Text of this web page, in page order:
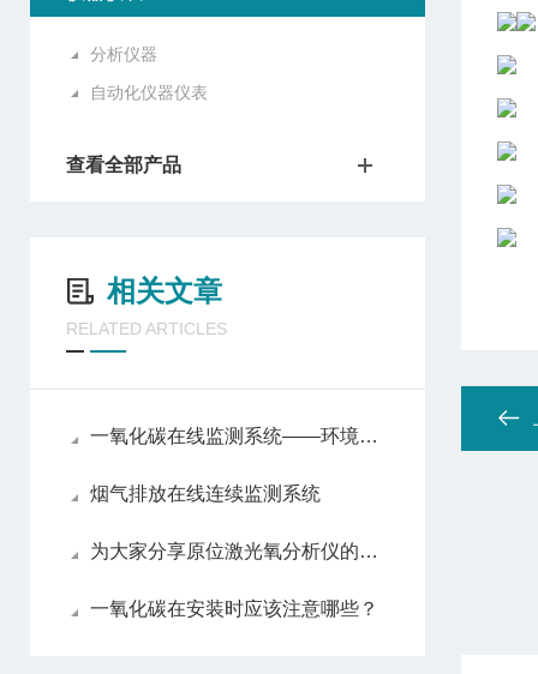
分析仪器
自动化仪器仪表
查看全部产品
相关文章
RELATED ARTICLES
一氧化碳在线监测系统——环境监测的智能守护者
烟气排放在线连续监测系统
为大家分享原位激光氧分析仪的维护心得
一氧化碳在安装时应该注意哪些？